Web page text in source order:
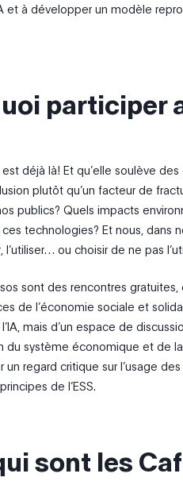
et à développer un modèle
participer
est déjà là! Et qu’elle soulève
plutôt qu’un facteur de
publics? Quels impacts
technologies? Et nous, dans
l’utiliser… ou choisir de ne pas
sont des rencontres
de l’économie sociale et
mais d’un espace de
du système économique et de
un regard critique sur l’usage
de l’ESS.
sont les